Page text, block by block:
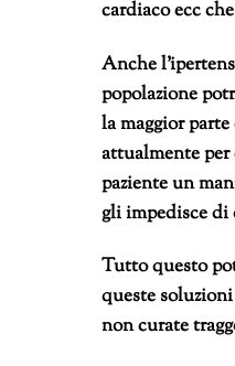
cardiaco ecc
Anche
popolazione
la maggior
attualmente per
paziente un
gli impedisce di
Tutto questo
queste
non curate